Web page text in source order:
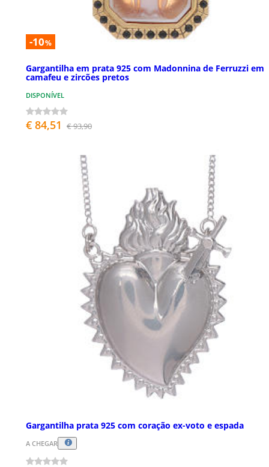
-10%
Gargantilha em prata 925 com Madonnina de Ferruzzi em
camafeu e zircões pretos
DISPONÍVEL
€ 84,51 € 93,90
Gargantilha prata 925 com coração ex-voto e espada
A CHEGAR